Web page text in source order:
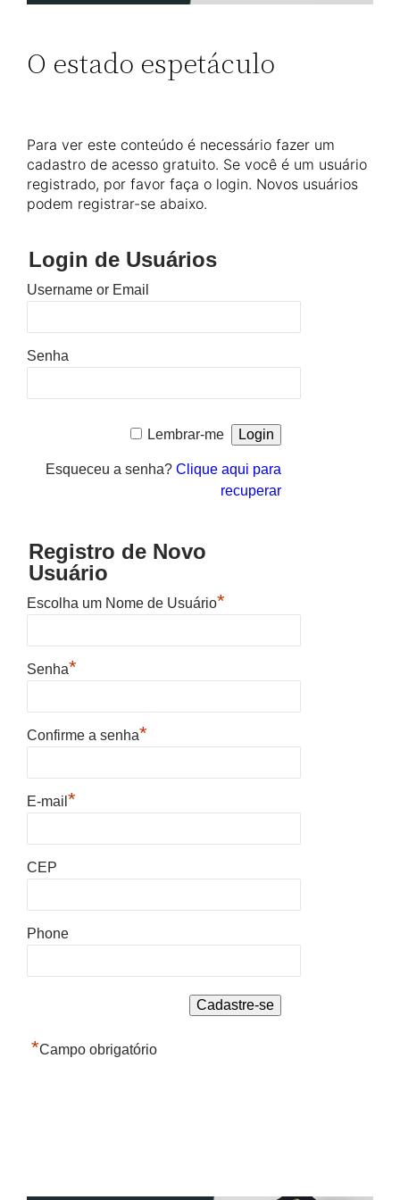
O estado espetáculo
Para ver este conteúdo é necessário fazer um
cadastro de acesso gratuito. Se você é um usuário
registrado, por favor faça o login. Novos usuários
podem registrar-se abaixo.
Login de Usuários
Username or Email
Senha
Lembrar-me
Esqueceu a senha? Clique aqui para
recuperar
Registro de Novo
Usuário
Escolha um Nome de Usuário*
Senha*
Confirme a senha*
E-mail*
CEP
Phone
*Campo obrigatório